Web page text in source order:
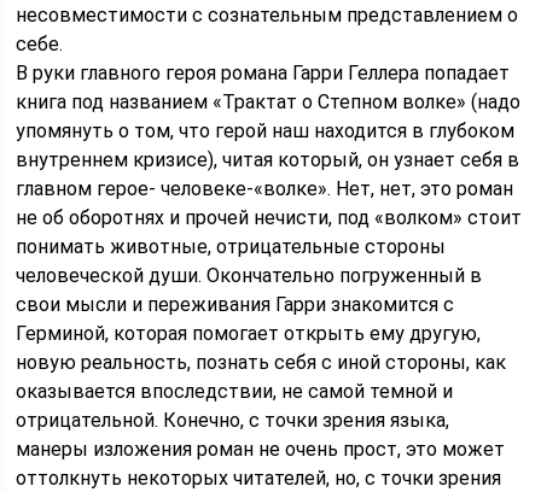
несовместимости с сознательным представлением о
себе.
В руки главного героя романа Гарри Геллера попадает
книга под названием «Трактат о Степном волке» (надо
упомянуть о том, что герой наш находится в глубоком
внутреннем кризисе), читая который, он узнает себя в
главном герое- человеке-«волке». Нет, нет, это роман
не об оборотнях и прочей нечисти, под «волком» стоит
понимать животные, отрицательные стороны
человеческой души. Окончательно погруженный в
свои мысли и переживания Гарри знакомится с
Герминой, которая помогает открыть ему другую,
новую реальность, познать себя с иной стороны, как
оказывается впоследствии, не самой темной и
отрицательной. Конечно, с точки зрения языка,
манеры изложения роман не очень прост, это может
оттолкнуть некоторых читателей, но, с точки зрения